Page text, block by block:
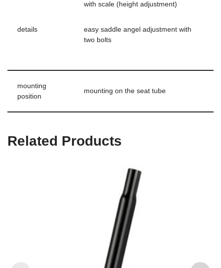
details
with scale (height adjustment)
easy saddle angel adjustment with
two bolts
mounting
position
mounting on the seat tube
Related Products